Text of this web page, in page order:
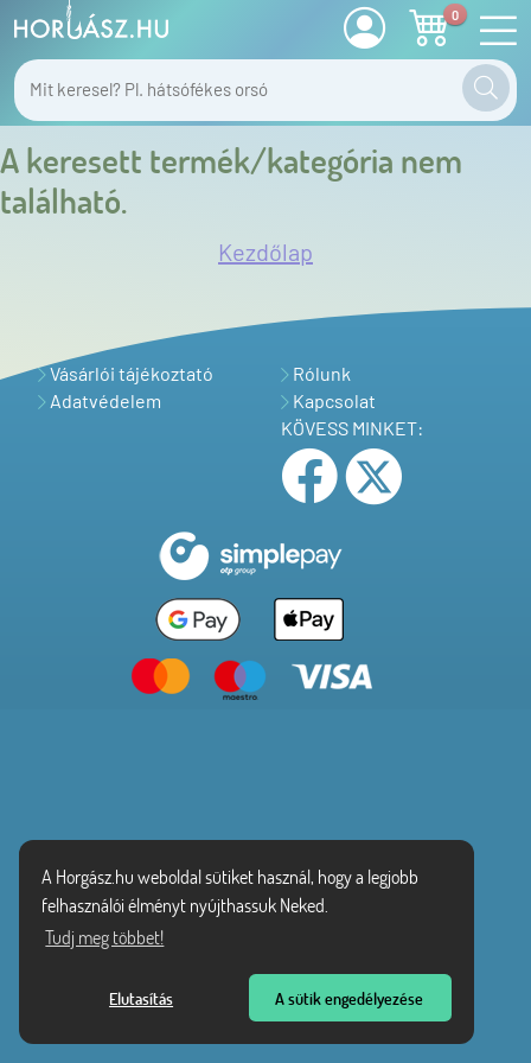
A Horgász.hu weboldal sütiket használ, hogy a legjobb
felhasználói élményt nyújthassuk Neked.
Tudj meg többet!
Elutasítás A sütik engedélyezése
0
A keresett termék/kategória nem
található.
Kezdőlap
Vásárlói tájékoztató
Adatvédelem
Rólunk
Kapcsolat
KÖVESS MINKET: